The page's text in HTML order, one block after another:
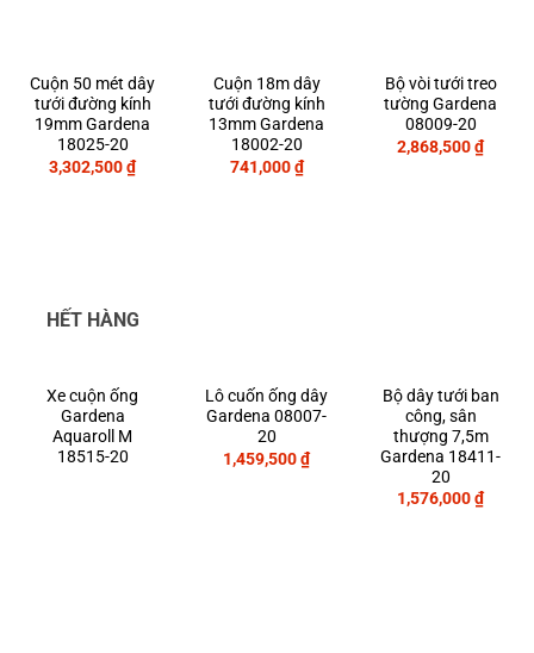
Cuộn 50 mét dây
tưới đường kính
19mm Gardena
18025-20
3,302,500₫
Cuộn 18m dây
tưới đường kính
13mm Gardena
18002-20
741,000₫
Bộ vòi tưới treo
tường Gardena
08009-20
2,868,500₫
HẾT HÀNG
Xe cuộn ống
Gardena
Aquaroll M
18515-20
Lô cuốn ống dây
Gardena 08007-
20
1,459,500₫
Bộ dây tưới ban
công, sân
thượng 7,5m
Gardena 18411-
20
1,576,000₫